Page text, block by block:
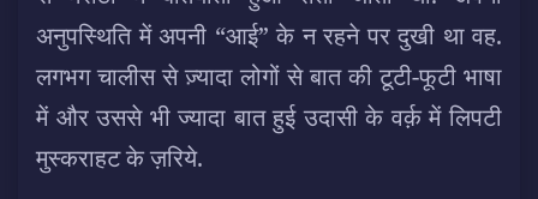
अनुपस्थिति में अपनी “आई” के न रहने पर दुखी था वह.
लगभग चालीस से ज़्यादा लोगों से बात की टूटी-फूटी भाषा
में और उससे भी ज्यादा बात हुई उदासी के वर्क़ में लिपटी
मुस्कराहट के ज़रिये.